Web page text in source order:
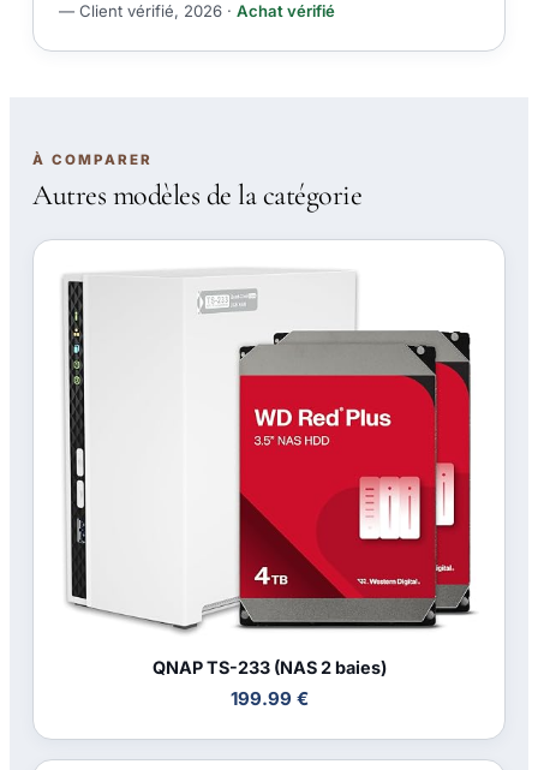
— Client vérifié, 2026 · Achat vérifié
À COMPARER
Autres modèles de la catégorie
QNAP TS-233 (NAS 2 baies)
199.99 €